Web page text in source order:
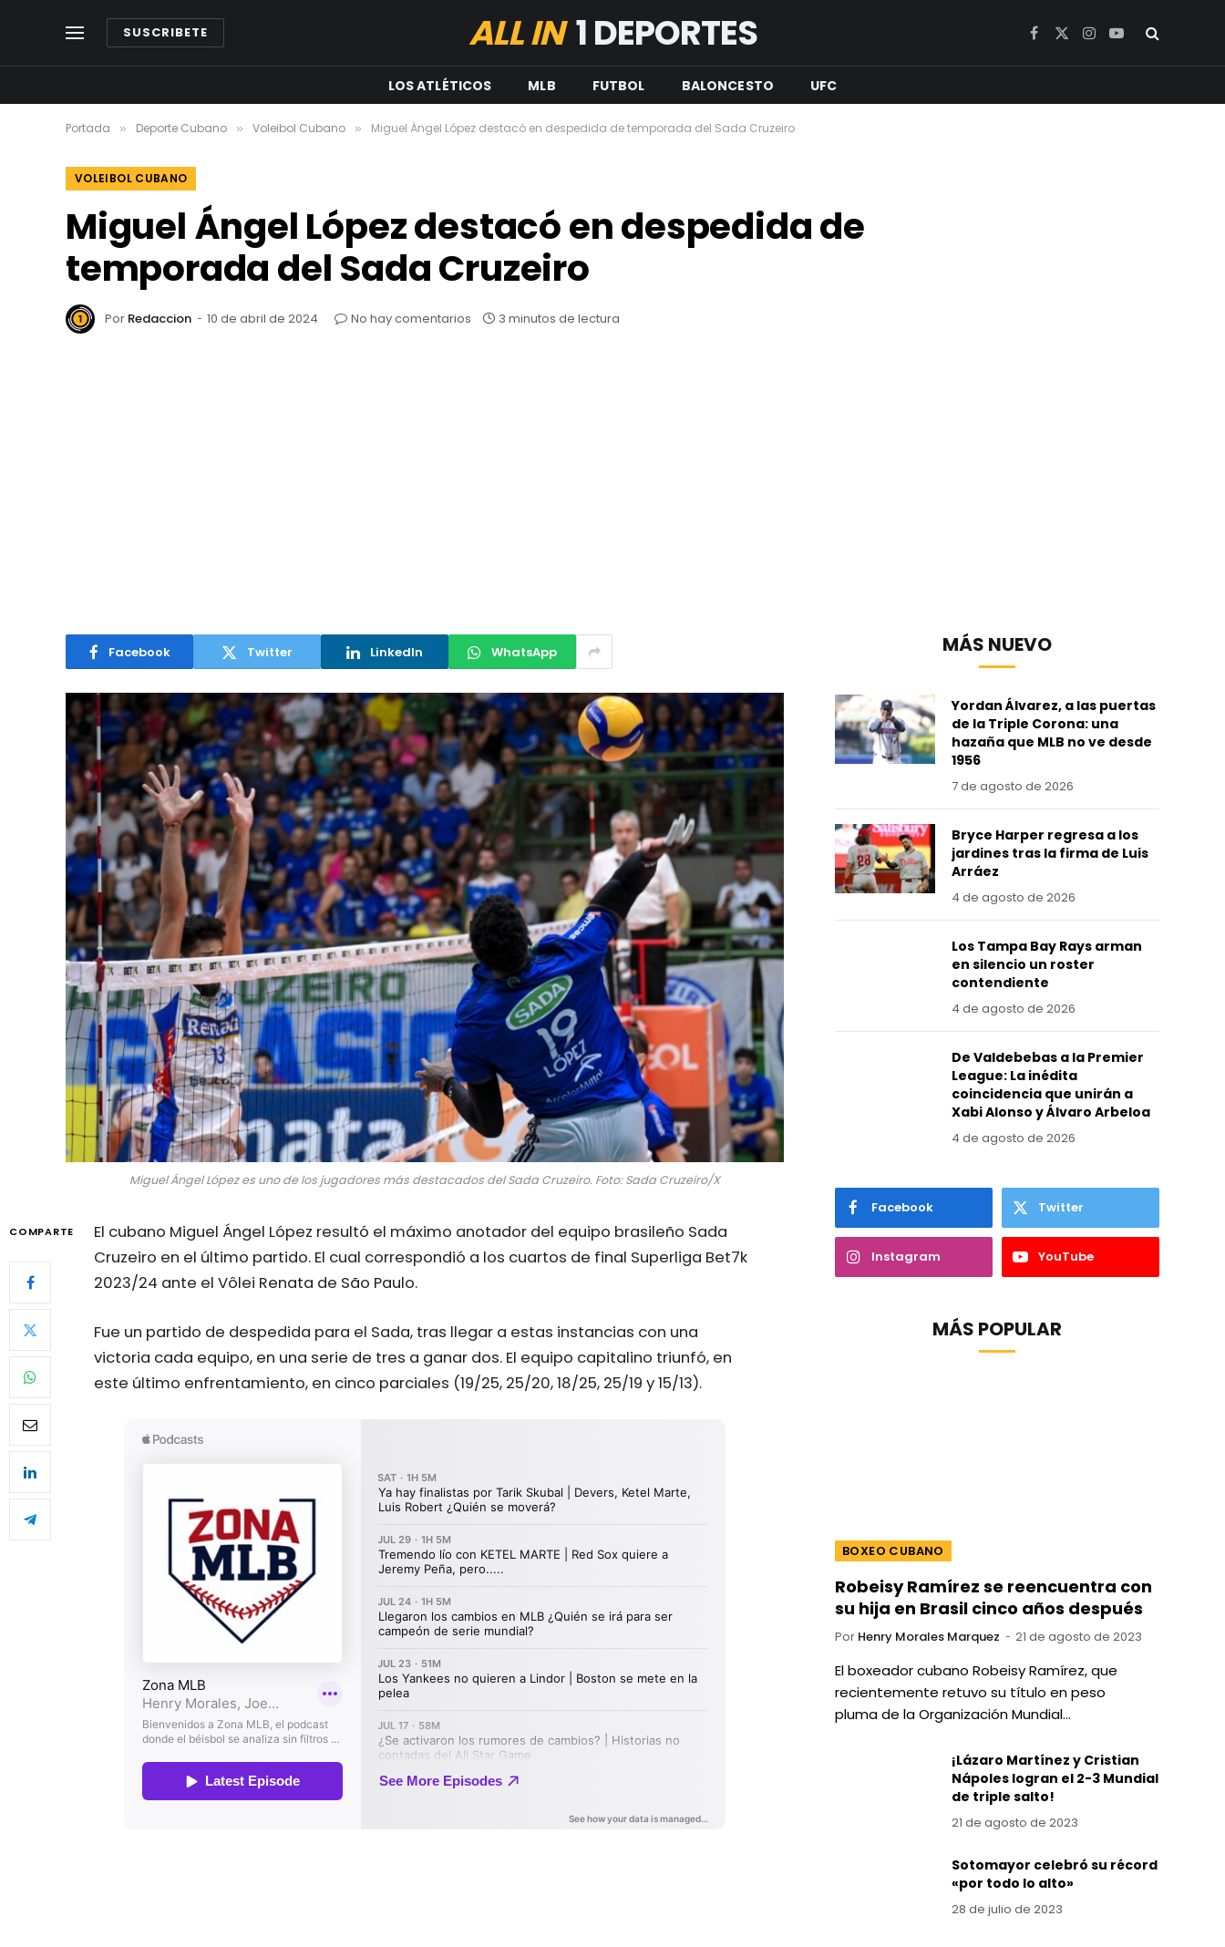
SUSCRIBETE ALL IN1 DEPORTES Facebook
X
Instagram
YouTube
LOS ATLÉTICOS MLB FUTBOL BALONCESTO UFC
Portada » Deporte Cubano » Voleibol Cubano » Miguel Ángel López destacó en despedida de temporada del Sada Cruzeiro
VOLEIBOL CUBANO
Miguel Ángel López destacó en despedida de
temporada del Sada Cruzeiro
Por Redaccion 10 de abril de 2024 No hay comentarios 3 minutos de lectura
Facebook Twitter LinkedIn WhatsApp
Miguel Ángel López es uno de los jugadores más destacados del Sada Cruzeiro. Foto: Sada Cruzeiro/X
COMPARTE
El cubano Miguel Ángel López resultó el máximo anotador del equipo brasileño Sada
Cruzeiro en el último partido. El cual correspondió a los cuartos de final Superliga Bet7k
2023/24 ante el Vôlei Renata de São Paulo.
Fue un partido de despedida para el Sada, tras llegar a estas instancias con una
victoria cada equipo, en una serie de tres a ganar dos. El equipo capitalino triunfó, en
este último enfrentamiento, en cinco parciales (19/25, 25/20, 18/25, 25/19 y 15/13).
MÁS NUEVO
Yordan Álvarez, a las puertas
de la Triple Corona: una
hazaña que MLB no ve desde
1956
7 de agosto de 2026
Bryce Harper regresa a los
jardines tras la firma de Luis
Arráez
4 de agosto de 2026
Los Tampa Bay Rays arman
en silencio un roster
contendiente
4 de agosto de 2026
De Valdebebas a la Premier
League: La inédita
coincidencia que unirán a
Xabi Alonso y Álvaro Arbeloa
4 de agosto de 2026
Facebook Twitter
Instagram YouTube
MÁS POPULAR
BOXEO CUBANO
Robeisy Ramírez se reencuentra con
su hija en Brasil cinco años después
Por Henry Morales Marquez 21 de agosto de 2023
El boxeador cubano Robeisy Ramírez, que
recientemente retuvo su título en peso
pluma de la Organización Mundial…
¡Lázaro Martínez y Cristian
Nápoles logran el 2-3 Mundial
de triple salto!
21 de agosto de 2023
Sotomayor celebró su récord
«por todo lo alto»
28 de julio de 2023